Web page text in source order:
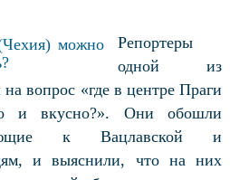
Репортеры
одной из
вопрос «где в центре Праги
и вкусно?». Они обошли
к Вацлавской и
и выяснили, что на них